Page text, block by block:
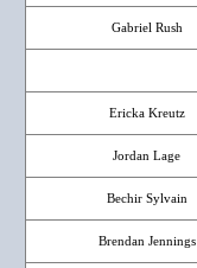
Gabriel Rush
Ericka Kreutz
Jordan Lage
Bechir Sylvain
Brendan Jennings